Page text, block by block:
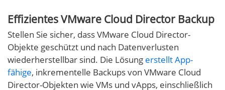
Effizientes VMware Cloud Director Backup
Stellen Sie sicher, dass VMware Cloud Director-
Objekte geschützt und nach Datenverlusten
wiederherstellbar sind. Die Lösung erstellt App-
fähige, inkrementelle Backups von VMware Cloud
Director-Objekten wie VMs und vApps, einschließlich